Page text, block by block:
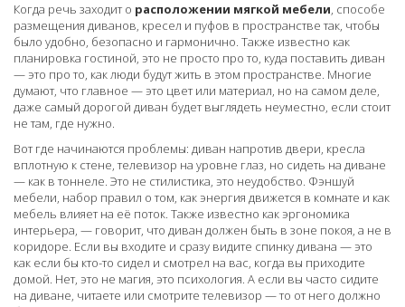
Когда речь заходит о расположении мягкой мебели, способе
размещения диванов, кресел и пуфов в пространстве так, чтобы
было удобно, безопасно и гармонично. Также известно как
планировка гостиной, это не просто про то, куда поставить диван
— это про то, как люди будут жить в этом пространстве. Многие
думают, что главное — это цвет или материал, но на самом деле,
даже самый дорогой диван будет выглядеть неуместно, если стоит
не там, где нужно.
Вот где начинаются проблемы: диван напротив двери, кресла
вплотную к стене, телевизор на уровне глаз, но сидеть на диване
— как в тоннеле. Это не стилистика, это неудобство. Фэншуй
мебели, набор правил о том, как энергия движется в комнате и как
мебель влияет на её поток. Также известно какэргономика
интерьера, — говорит, что диван должен быть в зоне покоя, а не в
коридоре. Если вы входите и сразу видите спинку дивана — это
как если бы кто-то сидел и смотрел на вас, когда вы приходите
домой. Нет, это не магия, это психология. А если вы часто сидите
на диване, читаете или смотрите телевизор — то от него должно